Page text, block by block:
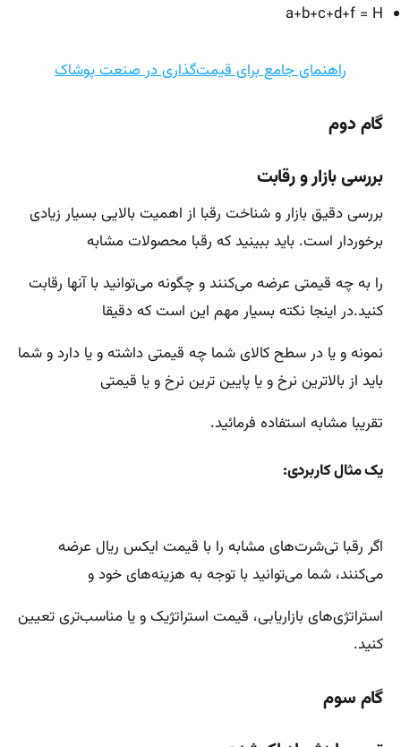
a+b+c+d+f = H
راهنمای جامع برای قیمت‌گذاری در صنعت پوشاک
گام دوم
بررسی بازار و رقابت
بررسی دقیق بازار و شناخت رقبا از اهمیت بالایی بسیار زیادی
برخوردار است. باید ببینید که رقبا محصولات مشابه
را به چه قیمتی عرضه می‌کنند و چگونه می‌توانید با آنها رقابت
کنید.در اینجا نکته بسیار مهم این است که دقیقا
نمونه و یا در سطح کالای شما چه قیمتی داشته و یا دارد و شما
باید از بالاترین نرخ و یا پایین ترین نرخ و یا قیمتی
تقریبا مشابه استفاده فرمائید.
یک مثال کاربردی:
اگر رقبا تی‌شرت‌های مشابه را با قیمت ایکس ریال عرضه
می‌کنند، شما می‌توانید با توجه به هزینه‌های خود و
استراتژی‌های بازاریابی، قیمت استراتژیک و یا مناسب‌تری تعیین
کنید.
گام سوم